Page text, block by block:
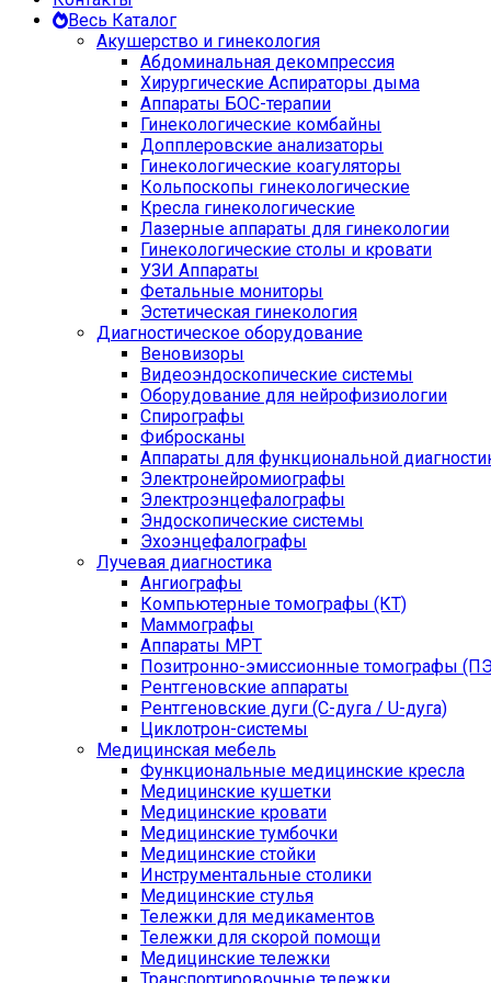
Весь Каталог
Акушерство и гинекология
Абдоминальная декомпрессия
Хирургические Аспираторы дыма
Аппараты БОС-терапии
Гинекологические комбайны
Допплеровские анализаторы
Гинекологические коагуляторы
Кольпоскопы гинекологические
Кресла гинекологические
Лазерные аппараты для гинекологии
Гинекологические столы и кровати
УЗИ Аппараты
Фетальные мониторы
Эстетическая гинекология
Диагностическое оборудование
Веновизоры
Видеоэндоскопические системы
Оборудование для нейрофизиологии
Спирографы
Фибросканы
Аппараты для функциональной
Электронейромиографы
Электроэнцефалографы
Эндоскопические системы
Эхоэнцефалографы
Лучевая диагностика
Ангиографы
Компьютерные томографы (КТ)
Маммографы
Аппараты МРТ
Позитронно-эмиссионные томографы
Рентгеновские аппараты
Рентгеновские дуги (С-дуга / U-дуга)
Циклотрон-системы
Медицинская мебель
Функциональные медицинские кресла
Медицинские кушетки
Медицинские кровати
Медицинские тумбочки
Медицинские стойки
Инструментальные столики
Медицинские стулья
Тележки для медикаментов
Тележки для скорой помощи
Медицинские тележки